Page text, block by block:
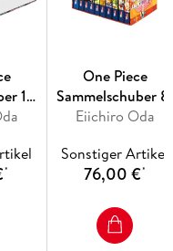
Hero Academia und
und ADN
Vorbereitung
10:
*
One Piece
Sammelschuber 8:
Dressrosa
Eiichiro Oda
Sonstiger Artikel
76,00 €*